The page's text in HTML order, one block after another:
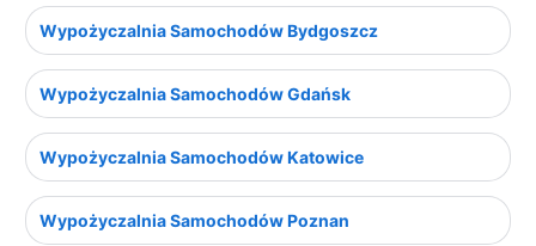
Wypożyczalnia Samochodów Bydgoszcz
Wypożyczalnia Samochodów Gdańsk
Wypożyczalnia Samochodów Katowice
Wypożyczalnia Samochodów Poznan